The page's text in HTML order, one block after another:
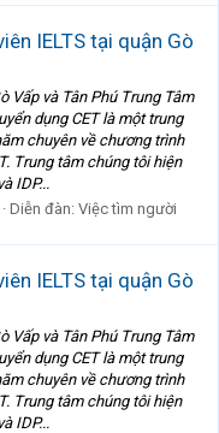
IELTS tại quận Gò
Vấp và Tân Phú Trung Tâm
dụng CET là một trung
chuyên về chương trình
Trung tâm chúng tôi hiện
IDP...
Diễn đàn: Việc tìm người
IELTS tại quận Gò
Vấp và Tân Phú Trung Tâm
dụng CET là một trung
chuyên về chương trình
Trung tâm chúng tôi hiện
IDP...